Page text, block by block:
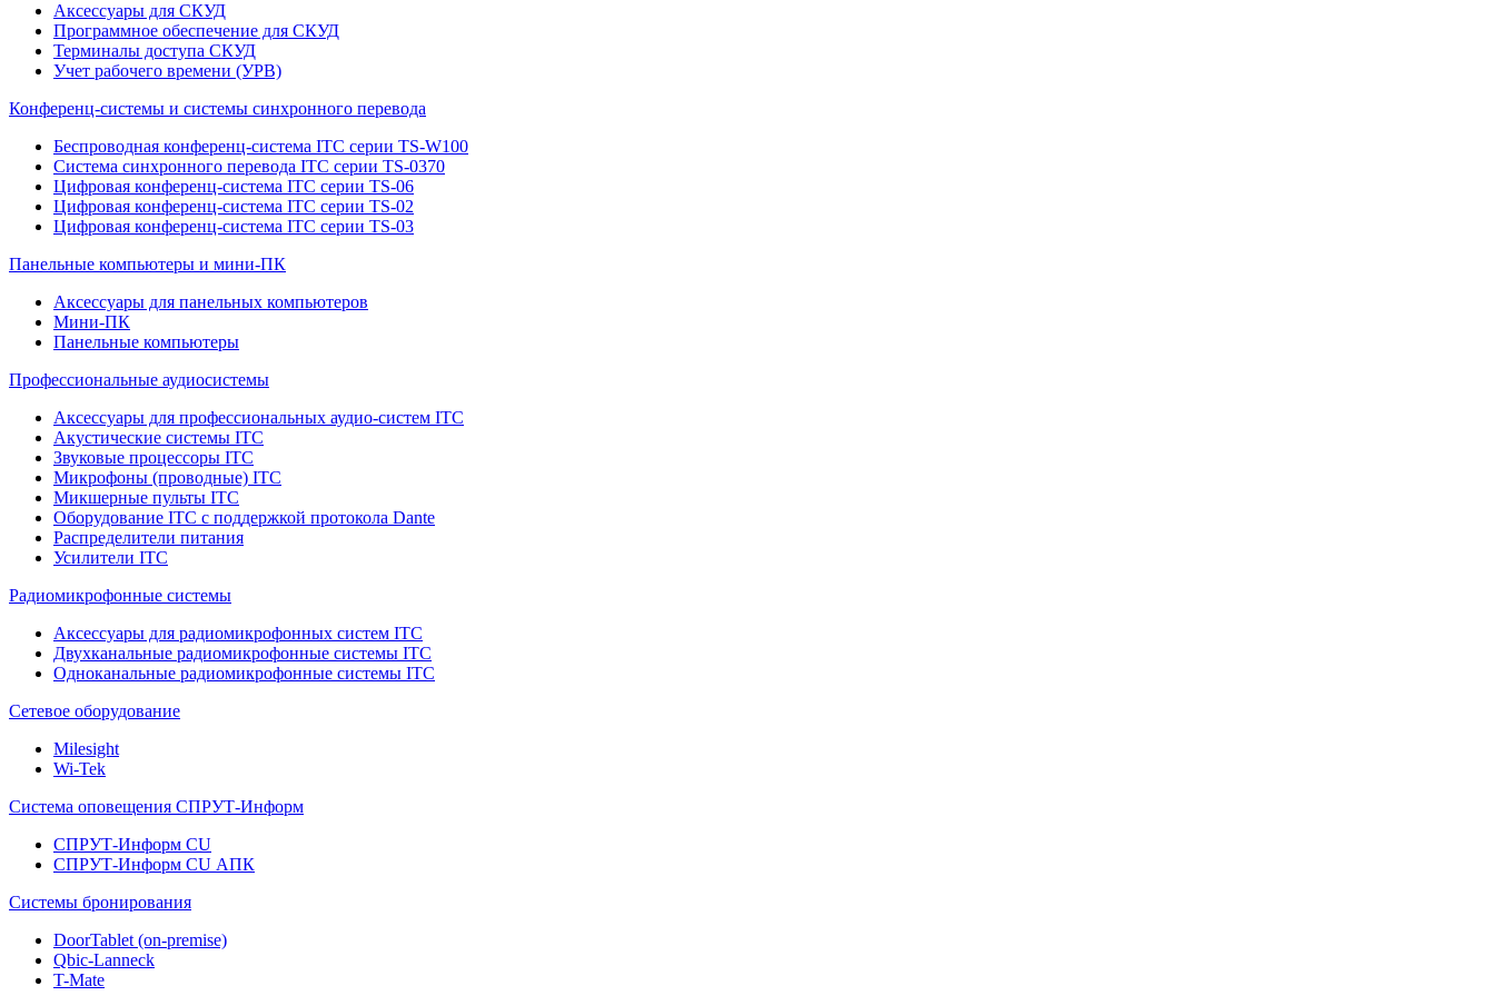
Аксессуары для СКУД
Программное обеспечение для СКУД
Терминалы доступа СКУД
Учет рабочего времени (УРВ)
Конференц-системы и системы синхронного перевода
Беспроводная конференц-система ITC серии TS-W100
Система синхронного перевода ITC серии TS-0370
Цифровая конференц-система ITC серии TS-06
Цифровая конференц-система ITC серии TS-02
Цифровая конференц-система ITC серии TS-03
Панельные компьютеры и мини-ПК
Аксессуары для панельных компьютеров
Мини-ПК
Панельные компьютеры
Профессиональные аудиосистемы
Аксессуары для профессиональных аудио-систем ITC
Акустические системы ITC
Звуковые процессоры ITC
Микрофоны (проводные) ITC
Микшерные пульты ITC
Оборудование ITC с поддержкой протокола Dante
Распределители питания
Усилители ITC
Радиомикрофонные системы
Аксессуары для радиомикрофонных систем ITC
Двухканальные радиомикрофонные системы ITC
Одноканальные радиомикрофонные системы ITC
Сетевое оборудование
Milesight
Wi-Tek
Система оповещения СПРУТ-Информ
СПРУТ-Информ CU
СПРУТ-Информ CU АПК
Системы бронирования
DoorTablet (on-premise)
Qbic-Lanneck
T-Mate